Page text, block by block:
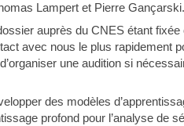
Lampert et Pierre Gançarski.
auprès du CNES étant
avec nous le plus rapidement
une audition si
des modèles
profond pour l’analyse de